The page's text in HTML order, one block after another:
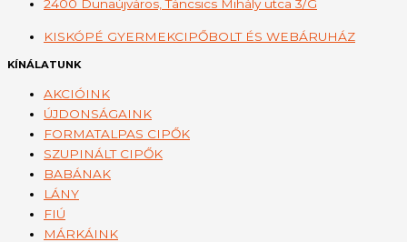
2400 Dunaújváros, Táncsics Mihály utca 3/G
KISKÓPÉ GYERMEKCIPŐBOLT ÉS WEBÁRUHÁZ
KÍNÁLATUNK
AKCIÓINK
ÚJDONSÁGAINK
FORMATALPAS CIPŐK
SZUPINÁLT CIPŐK
BABÁNAK
LÁNY
FIÚ
MÁRKÁINK